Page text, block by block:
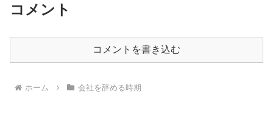
コメント
コメントを書き込む
ホーム 会社を辞める時期